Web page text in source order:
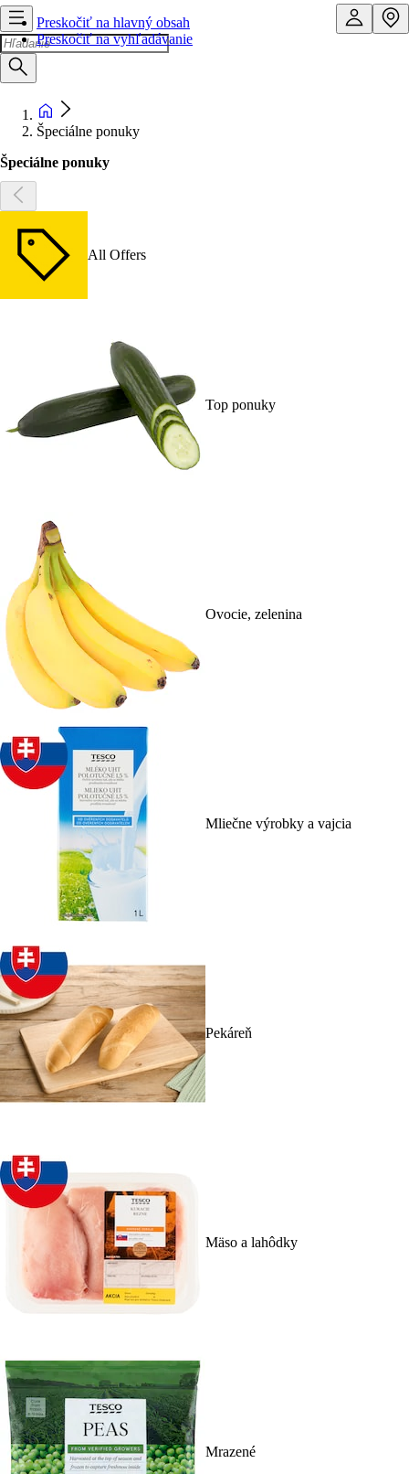
Preskočiť na hlavný obsah
Preskočiť na vyhľadávanie
Špeciálne ponuky
Špeciálne ponuky
All Offers
Top ponuky
Ovocie, zelenina
Mliečne výrobky a vajcia
Pekáreň
Mäso a lahôdky
Mrazené